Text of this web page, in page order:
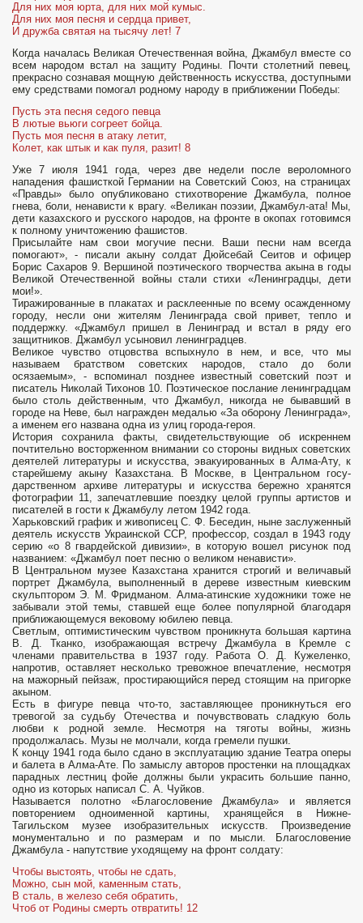
Для них моя юрта, для них мой кумыс.
Для них моя песня и сердца привет,
И дружба святая на тысячу лет! 7
Когда началась Великая Отечественная война, Джамбул вместе со
всем народом встал на защиту Родины. Почти столетний певец,
прекрасно созна­вая мощную действенность искусства, доступными
ему средствами помогал родному народу в приближении Победы:
Пусть эта песня седого певца
В лютые вьюги согреет бойца.
Пусть моя песня в атаку летит,
Колет, как штык и как пуля, разит! 8
Уже 7 июля 1941 года, через две недели после вероломного
нападения фашист­кой Германии на Советский Союз, на страницах
«Правды» было опубликовано стихотворение Джамбула, полное
гнева, боли, ненависти к врагу. «Великан поэзии, Джамбул-ата! Мы,
дети казахского и русского народов, на фронте в окопах готовимся
к полному уничтожению фашистов.
Присылайте нам свои могучие песни. Ваши песни нам всегда
помогают», - писали акыну солдат Дюйсебай Сеитов и офицер
Борис Сахаров 9. Вершиной поэтического творчества акына в годы
Великой Отечественной войны стали стихи «Ленинградцы, дети
мои!».
Тиражированные в плакатах и расклеенные по всему осажденному
городу, несли они жителям Ленинграда свой привет, тепло и
поддержку. «Джамбул пришел в Ленинград и встал в ряду его
защитников. Джамбул усыновил ленинградцев.
Великое чувство отцовства вспыхнуло в нем, и все, что мы
называем братством советских наро­дов, стало до боли
осязаемым», - вспоминал позднее известный советский поэт и
писатель Николай Тихонов 10. Поэтическое послание ленинградцам
было столь действенным, что Джамбул, никогда не бывавший в
городе на Неве, был награжден медалью «За оборону Ленинграда»,
а именем его названа одна из улиц города-героя.
История сохранила факты, свидетель­ствующие об искреннем
почтительно­ восторженном внимании со стороны видных советских
деятелей литературы и искусства, эвакуированных в Алма-Ату, к
старейшему акыну Казах­стана. В Москве, в Центральном госу­
дарственном архиве литературы и искусства бережно хранятся
фотографии 11, запечатлевшие поездку целой группы артистов и
писателей в гости к Джамбулу летом 1942 года.
Харьковский график и живописец С. Ф. Беседин, ныне заслуженный
деятель искусств Украинской ССР, профессор, создал в 1943 году
серию «о 8 гвардейской дивизии», в которую вошел рисунок под
названием: «Джамбул поет песню о великом ненависти».
В Центральном музее Казахстана хранится строгий и величавый
портрет Джамбула, выполненный в дереве известным киевским
скульптором Э. М. Фридманом. Алма-атинские художники тоже не
забывали этой темы, ставшей еще более популярной благодаря
приближающемуся вековому юбилею певца.
Светлым, оптимистическим чувством проникнута большая картина
В. Д. Тканко, изобра­жающая встречу Джамбула в Кремле с
членами правительства в 1937 году. Работа О. Д. Кужеленко,
напротив, оставляет несколько тревожное впечатление, несмотря
на мажорный пейзаж, простирающийся перед стоящим на пригорке
акыном.
Есть в фигуре певца что-то, заставляющее проникнуться его
тревогой за судьбу Отечества и почувствовать сладкую боль
любви к родной земле. Несмотря на тяготы войны, жизнь
продолжалась. Музы не молчали, когда гремели пушки.
К концу 1941 года было сдано в эксплуатацию здание Театра оперы
и балета в Алма-Ате. По замыслу авторов простенки на площадках
парадных лестниц фойе должны были украсить большие панно,
одно из которых написал С. А. Чуй­ков.
Называется полотно «Благословение Джамбула» и является
повторением одноименной картины, хранящейся в Нижне-
Тагильском музее изобразитель­ных искусств. Произведение
монументально и по размерам и по мысли. Благосло­вение
Джамбула - напутствие уходящему на фронт солдату:
Чтобы выстоять, чтобы не сдать,
Можно, сын мой, каменным стать,
В сталь, в железо себя обратить,
Чтоб от Родины смерть отвратить! 12